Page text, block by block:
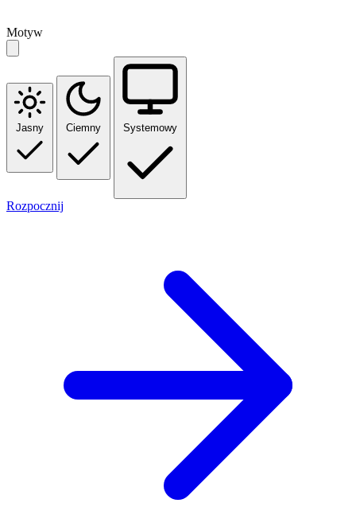
Motyw
Jasny Ciemny Systemowy
Rozpocznij